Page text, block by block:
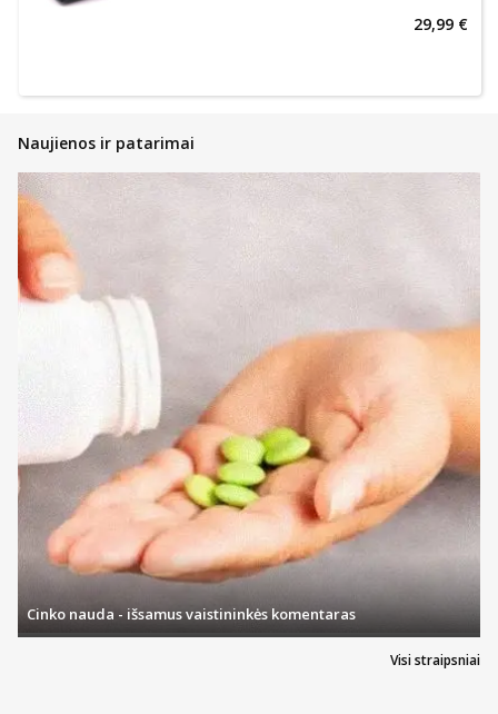
29,99 €
Naujienos ir patarimai
Visi straipsniai
Cinko nauda - išsamus vaistininkės komentaras